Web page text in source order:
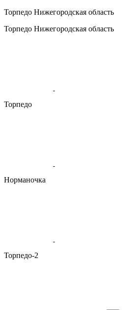
Торпедо Нижегородская область
Торпедо Нижегородская область
Торпедо
Норманочка
Торпедо-2